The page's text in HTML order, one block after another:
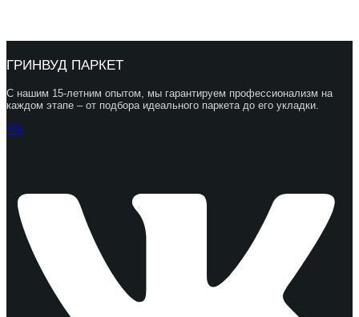
ГРИНВУД ПАРКЕТ
С нашим 15-летним опытом, мы гарантируем профессионализм на
каждом этапе – от подбора идеального паркета до его укладки.
Vk